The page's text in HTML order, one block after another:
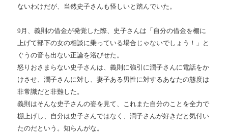
ないわけだが、当然史子さんも怪しいと踏んでいた。
9月、義則の借金が発覚した際、史子さんは「自分の借金を棚に
上げて部下の女の相談に乗っている場合じゃないでしょう！」と
ぐうの音も出ない正論を浴びせた。
怒りおさまらない史子さんは、義則に強引に潤子さんに電話をか
けさせ、潤子さんに対し、妻子ある男性に対するあなたの態度は
非常識だと非難した。
義則はそんな史子さんの姿を見て、これまた自分のことを全力で
棚上げし、自分は史子さんではなく、潤子さんが好きだと気付い
たのだという。知らんがな。